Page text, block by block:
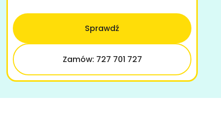
Sprawdź
Zamów: 727 701 727